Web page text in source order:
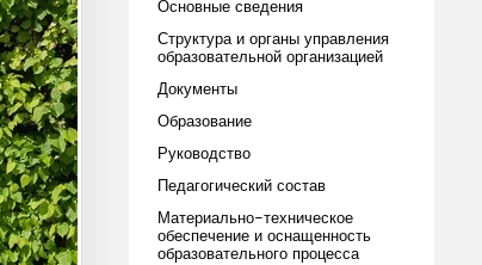
Основные сведения
Структура и органы управления
образовательной организацией
Документы
Образование
Руководство
Педагогический состав
Материально-техническое
обеспечение и оснащенность
образовательного процесса